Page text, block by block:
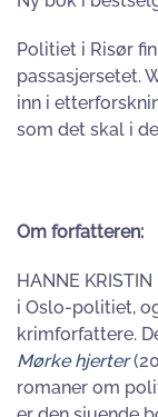
Politiet i Risør
passasjersetet.
inn i
som det skal i
Om forfatteren:
HANNE
i Oslo-politiet,
krimforfattere.
Mørke hjerter
romaner om